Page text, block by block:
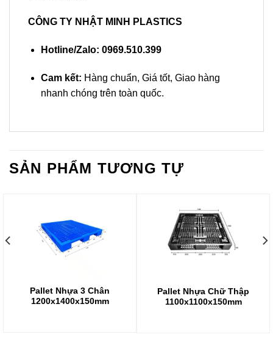
CÔNG TY NHẬT MINH PLASTICS
Hotline/Zalo: 0969.510.399
Cam kết: Hàng chuẩn, Giá tốt, Giao hàng
nhanh chóng trên toàn quốc.
SẢN PHẨM TƯƠNG TỰ
Pallet Nhựa 3 Chân
1200x1400x150mm
Pallet Nhựa Chữ Thập
1100x1100x150mm